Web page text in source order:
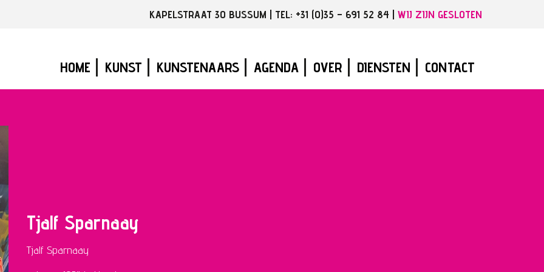
KAPELSTRAAT 30 BUSSUM | TEL: +31 (0)35 – 691 52 84 | WIJ ZIJN GESLOTEN
Hoofdnavigatie
HOME KUNST KUNSTENAARS AGENDA OVER DIENSTEN CONTACT
Tjalf Sparnaay
Tjalf Sparnaay